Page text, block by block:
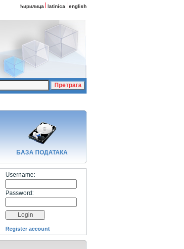
ћирилица latinica english
БАЗA ПОДАТАКА
Username:
Password:
Register account